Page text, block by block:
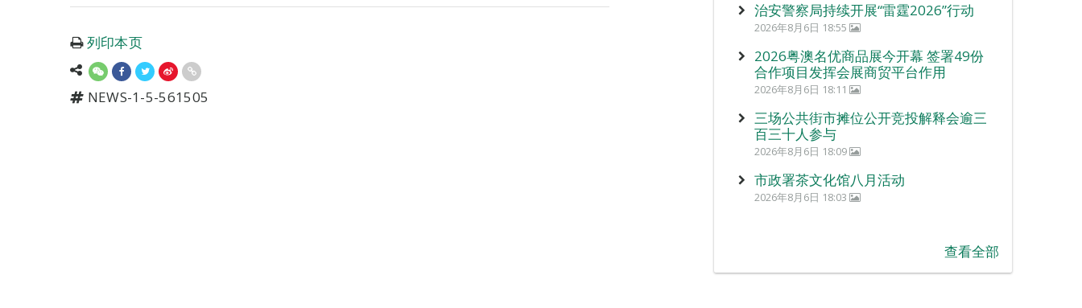
列印本页
NEWS-1-5-561505
治安警察局持续开展“雷霆2026”行动
2026年8月6日 18:55
2026粤澳名优商品展今开幕 签署49份
合作项目发挥会展商贸平台作用
2026年8月6日 18:11
三场公共街市摊位公开竞投解释会逾三
百三十人参与
2026年8月6日 18:09
市政署茶文化馆八月活动
2026年8月6日 18:03
查看全部